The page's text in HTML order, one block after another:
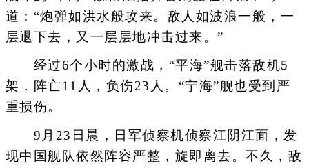
道：“炮弹如洪水般攻来。敌人如波浪一般，一
层退下去，又一层层地冲击过来。”
经过6个小时的激战，“平海”舰击落敌机5
架，阵亡11人，负伤23人。“宁海”舰也受到严
重损伤。
9月23日晨，日军侦察机侦察江阴江面，发
现中国舰队依然阵容严整，旋即离去。不久，敌